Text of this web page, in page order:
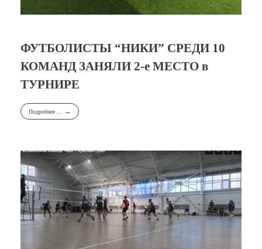
ФУТБОЛИСТЫ “НИКИ” СРЕДИ 10
КОМАНД ЗАНЯЛИ 2-е МЕСТО в
ТУРНИРЕ
Подробнее ...